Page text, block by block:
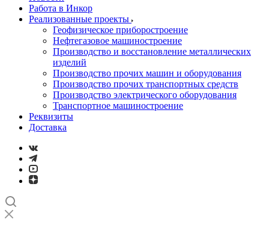
Работа в Инкор
Реализованные проекты
Геофизическое приборостроение
Нефтегазовое машиностроение
Производство и восстановление металлических
изделий
Производство прочих машин и оборудования
Производство прочих транспортных средств
Производство электрического оборудования
Транспортное машиностроение
Реквизиты
Доставка